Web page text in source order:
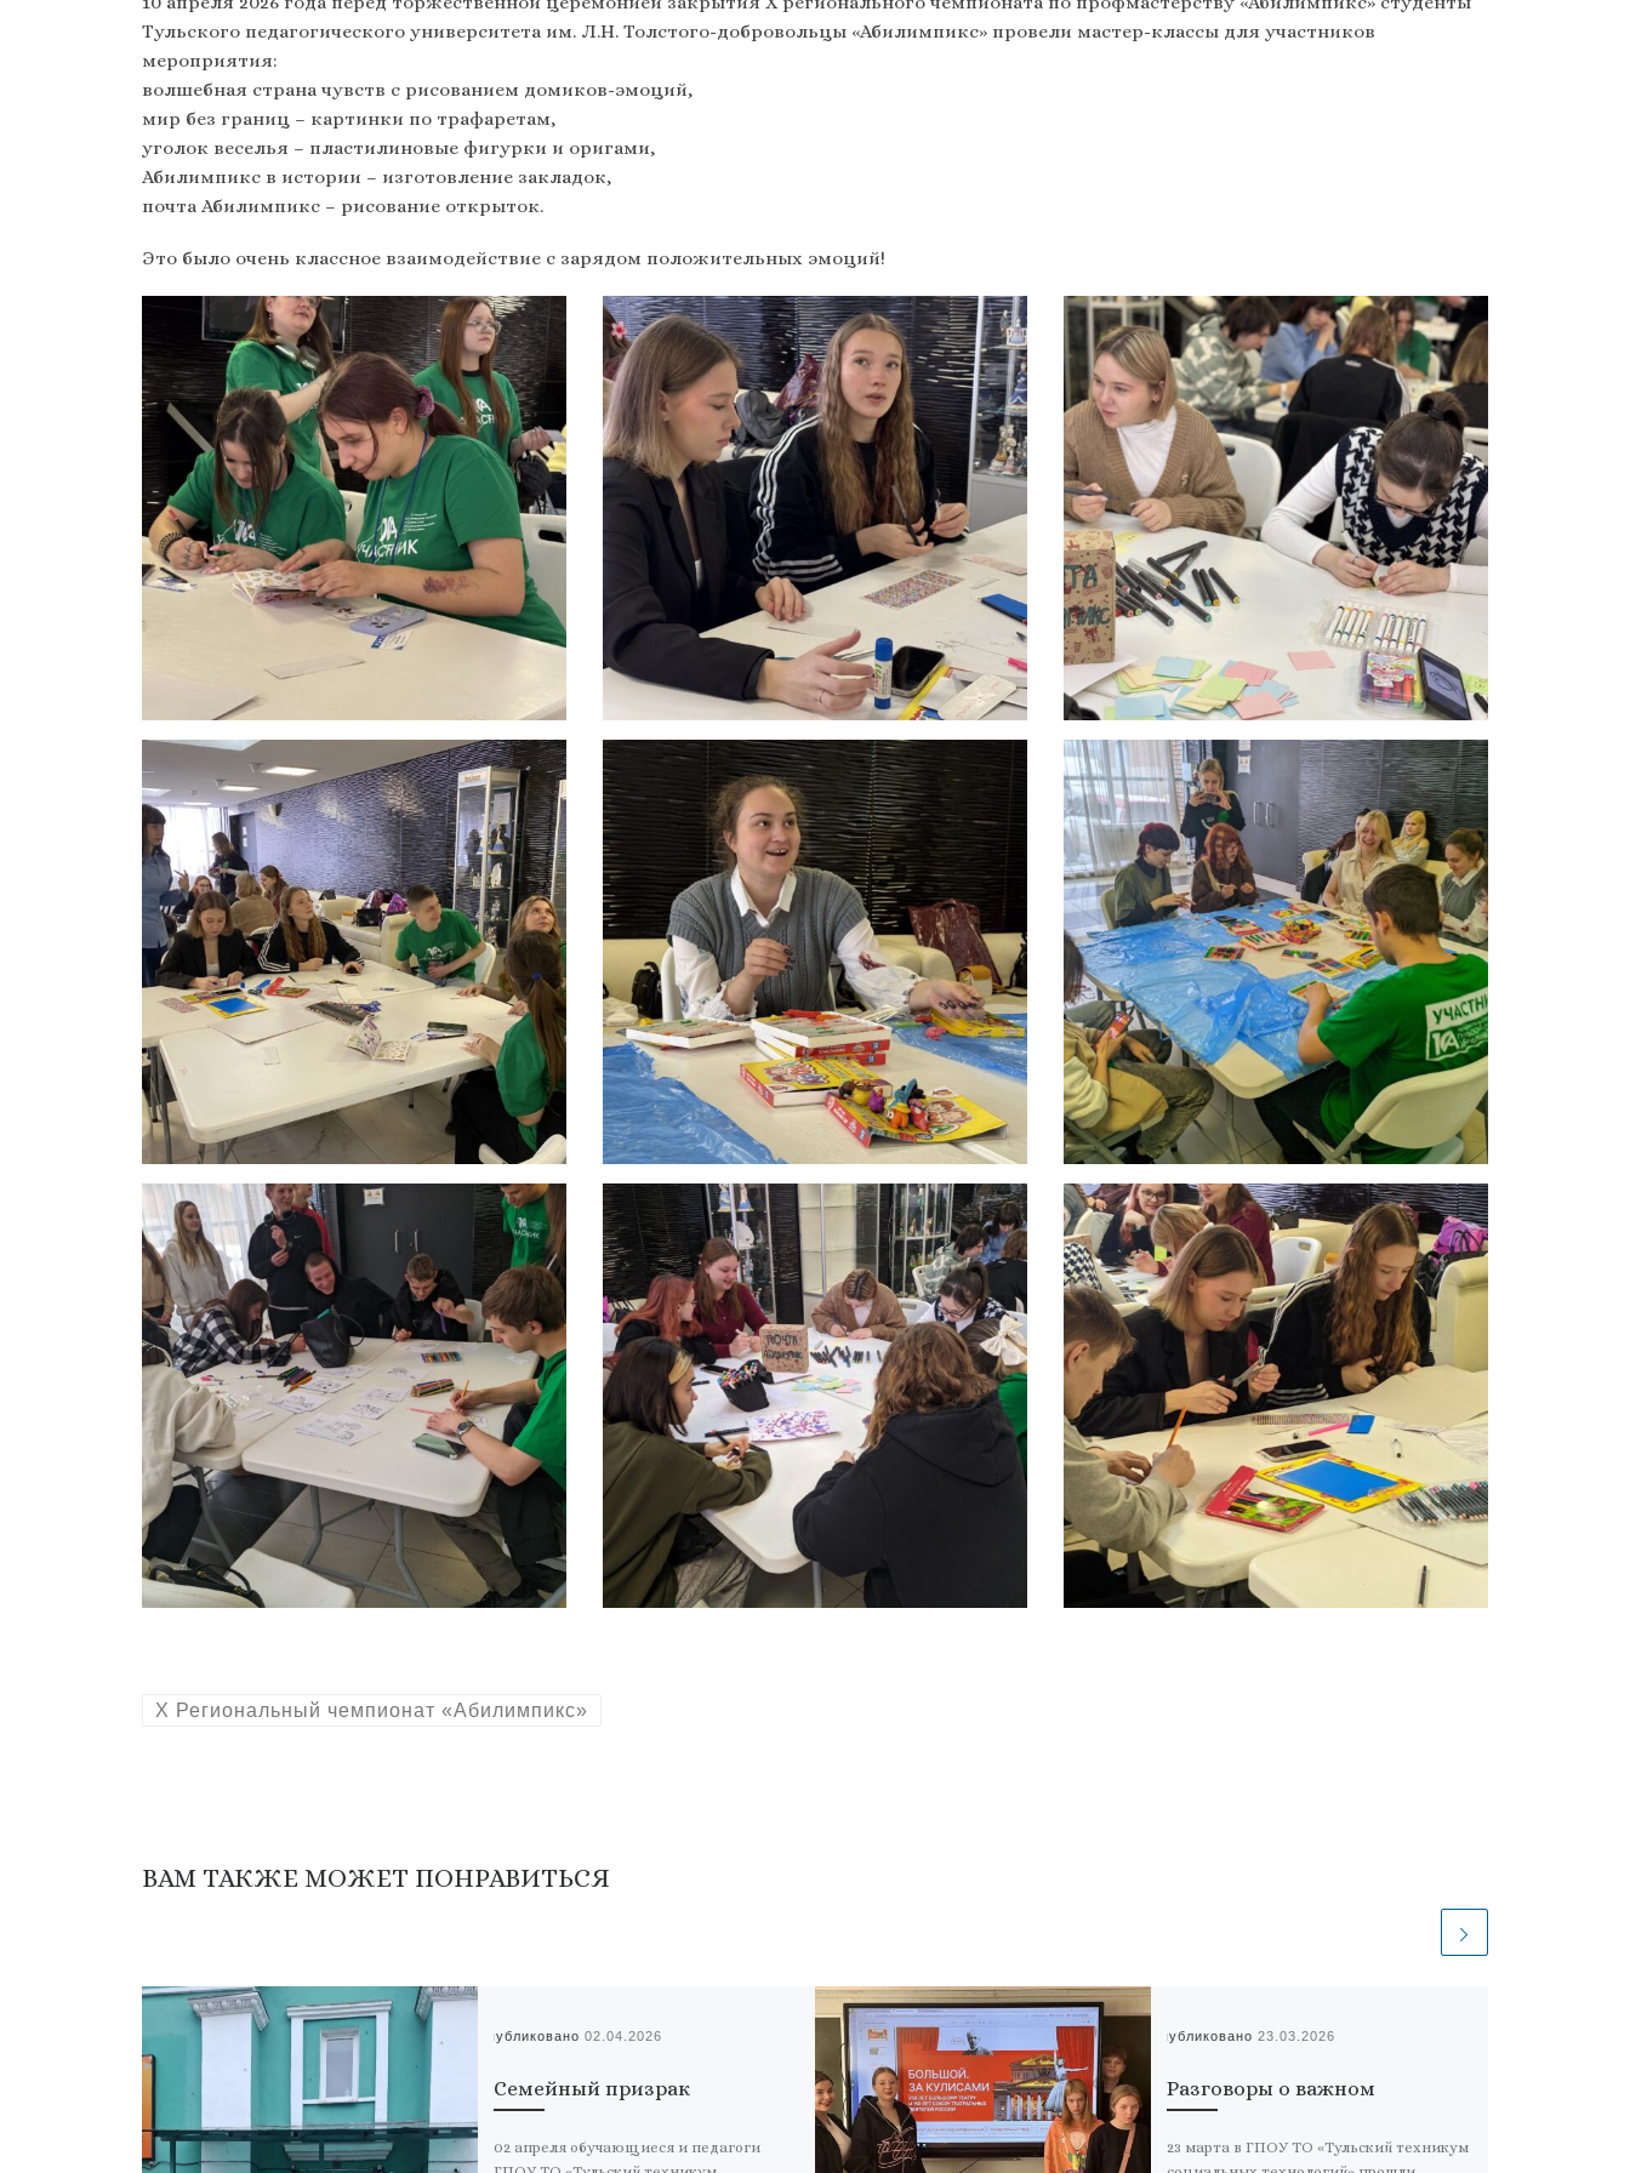
Тульского педагогического университета им. Л.Н. Толстого-добровольцы «Абилимпикс» провели мастер-классы для участников
мероприятия:
волшебная страна чувств с рисованием домиков-эмоций,
мир без границ – картинки по трафаретам,
уголок веселья – пластилиновые фигурки и оригами,
Абилимпикс в истории – изготовление закладок,
почта Абилимпикс – рисование открыток.
Это было очень классное взаимодействие с зарядом положительных эмоций!
X Региональный чемпионат «Абилимпикс»
ВАМ ТАКЖЕ МОЖЕТ ПОНРАВИТЬСЯ
Опубликовано 02.04.2026
Семейный призрак
02 апреля обучающиеся и педагоги
Опубликовано 23.03.2026
Разговоры о важном
23 марта в ГПОУ ТО «Тульский техникум